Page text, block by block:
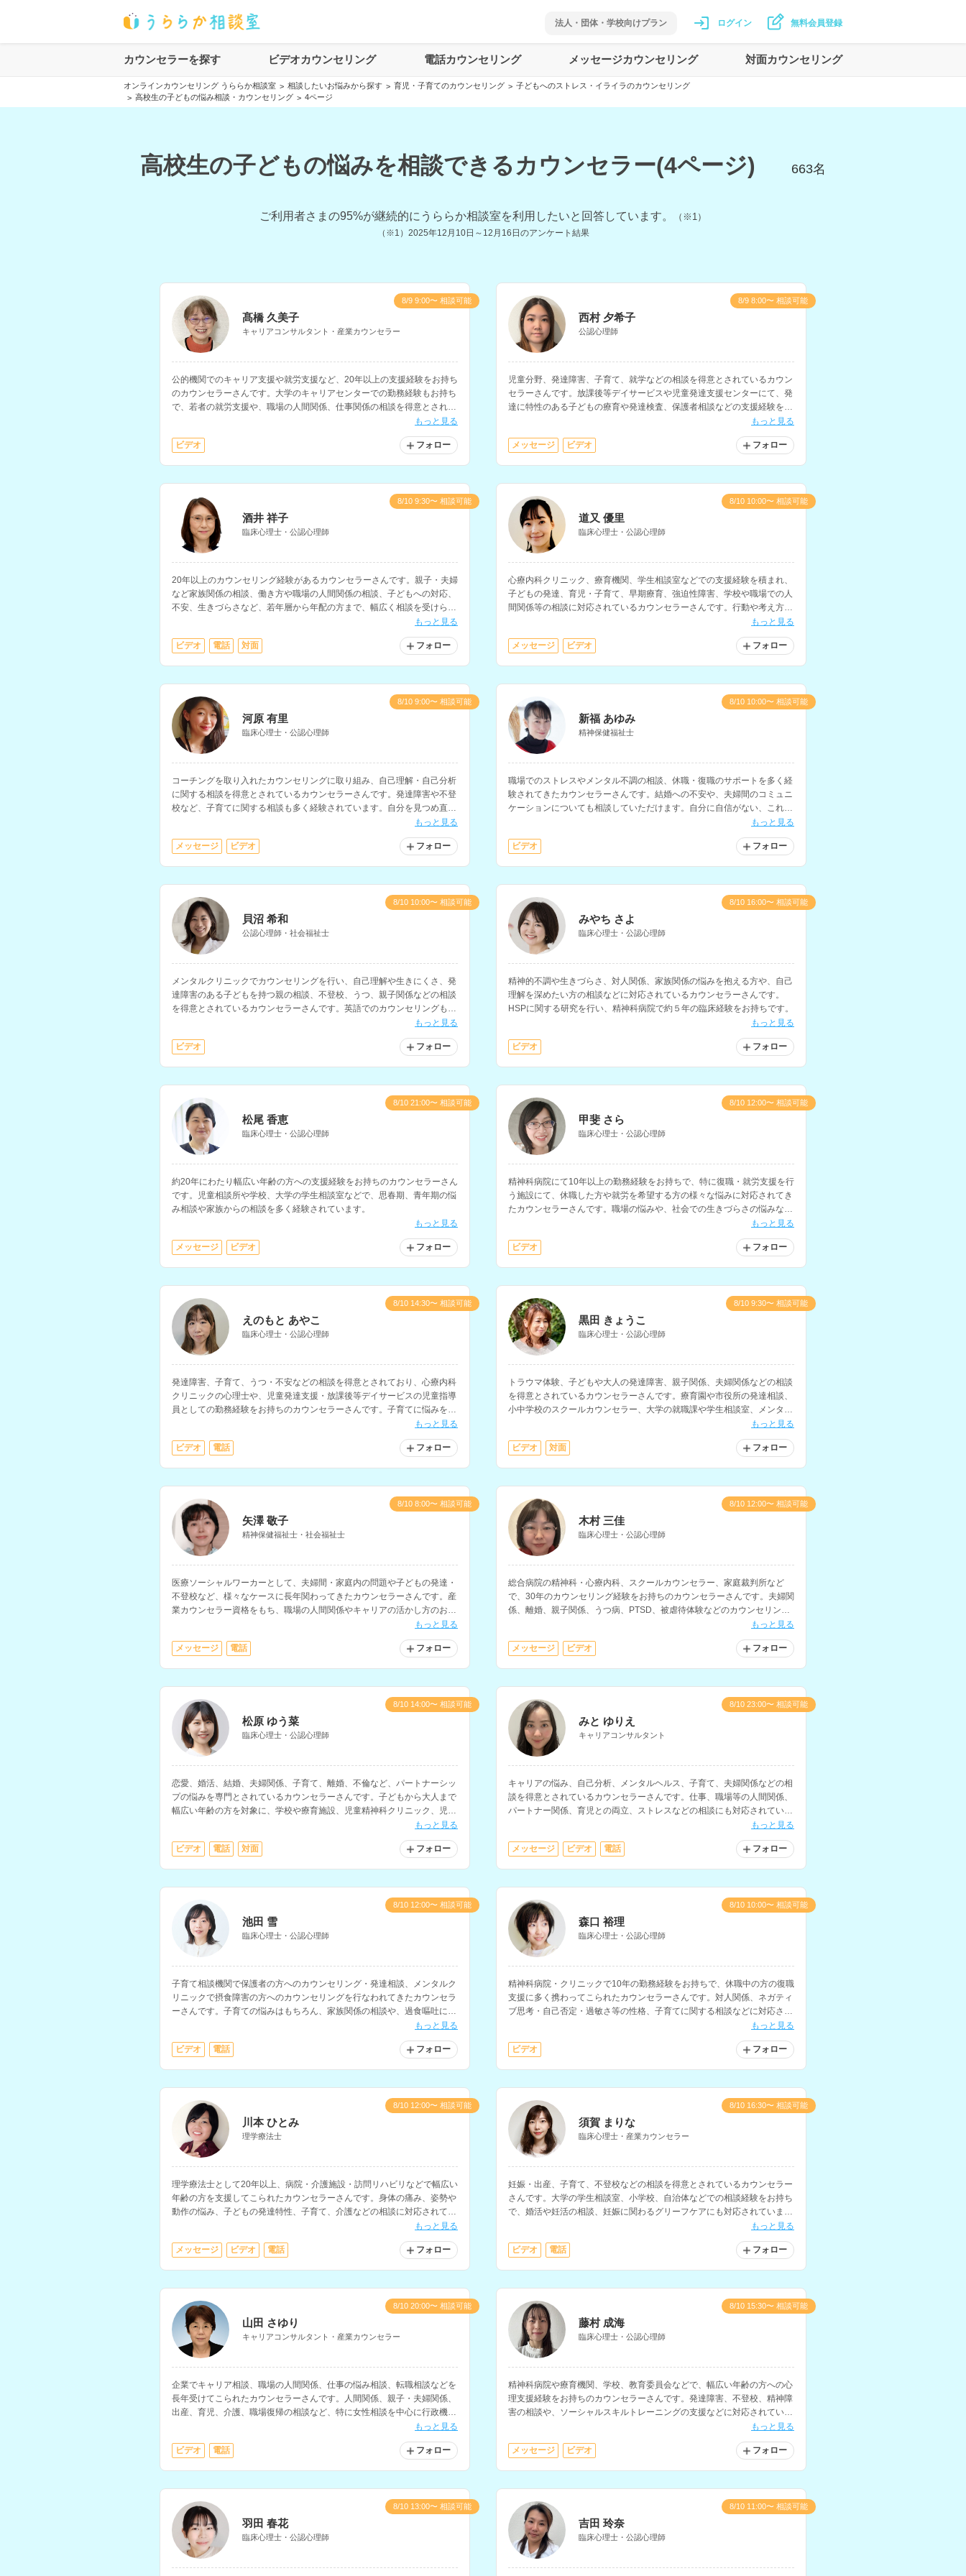
法人・団体・学校向けプラン ログイン 無料会員登録
カウンセラーを探す ビデオカウンセリング 電話カウンセリング メッセージカウンセリング 対面カウンセリング
オンラインカウンセリング うららか相談室 > 相談したいお悩みから探す > 育児・子育てのカウンセリング > 子どもへのストレス・イライラのカウンセリング
> 高校生の子どもの悩み相談・カウンセリング > 4ページ
高校生の子どもの悩みを相談できるカウンセラー(4ページ) 663名
ご利用者さまの95%が継続的にうららか相談室を利用したいと回答しています。 （※1）
（※1） 2025年12月10日～12月16日 のアンケート結果
髙橋 久美子
キャリアコンサルタント・産業カウンセラー
公的機関でのキャリア支援や就労支援など、20年以上の支援経験をお持ち
のカウンセラーさんです。大学のキャリアセンターでの勤務経験もお持ち
で、若者の就労支援や、職場の人間関係、仕事関係の相談を得意とされて
もっと見る
ビデオ フォロー
8/9 9:00〜 相談可能
西村 夕希子
公認心理師
児童分野、発達障害、子育て、就学などの相談を得意とされているカウン
セラーさんです。放課後等デイサービスや児童発達支援センターにて、発
達に特性のある子どもの療育や発達検査、保護者相談などの支援経験をお
もっと見る
メッセージ ビデオ フォロー
8/9 8:00〜 相談可能
酒井 祥子
臨床心理士・公認心理師
20年以上のカウンセリング経験があるカウンセラーさんです。親子・夫婦
など家族関係の相談、働き方や職場の人間関係の相談、子どもへの対応、
不安、生きづらさなど、若年層から年配の方まで、幅広く相談を受けられ
※性依存・性犯罪に関するご相談には対応しておりません。ご了承くださ
もっと見る
ビデオ 電話 対面 フォロー
8/10 9:30〜 相談可能
道又 優里
臨床心理士・公認心理師
心療内科クリニック、療育機関、学生相談室などでの支援経験を積まれ、
子どもの発達、育児・子育て、早期療育、強迫性障害、学校や職場での人
間関係等の相談に対応されているカウンセラーさんです。行動や考え方に
もっと見る
メッセージ ビデオ フォロー
8/10 10:00〜 相談可能
河原 有里
臨床心理士・公認心理師
コーチングを取り入れたカウンセリングに取り組み、自己理解・自己分析
に関する相談を得意とされているカウンセラーさんです。発達障害や不登
校など、子育てに関する相談も多く経験されています。自分を見つめ直し
もっと見る
メッセージ ビデオ フォロー
8/10 9:00〜 相談可能
新福 あゆみ
精神保健福祉士
職場でのストレスやメンタル不調の相談、休職・復職のサポートを多く経
験されてきたカウンセラーさんです。結婚への不安や、夫婦間のコミュニ
ケーションについても相談していただけます。自分に自信がない、これか
らどうしたら良いのかわからないと悩まれている方にもおすすめです。
もっと見る
ビデオ フォロー
8/10 10:00〜 相談可能
貝沼 希和
公認心理師・社会福祉士
メンタルクリニックでカウンセリングを行い、自己理解や生きにくさ、発
達障害のある子どもを持つ親の相談、不登校、うつ、親子関係などの相談
を得意とされているカウンセラーさんです。英語でのカウンセリングも可
能で、大学でのキャリアカウンセリングなどの経験もお持ちです。もっと見る
ビデオ フォロー
8/10 10:00〜 相談可能
みやち さよ
臨床心理士・公認心理師
精神的不調や生きづらさ、対人関係、家族関係の悩みを抱える方や、自己
理解を深めたい方の相談などに対応されているカウンセラーさんです。
HSPに関する研究を行い、精神科病院で約５年の臨床経験をお持ちです。
もっと見る
ビデオ フォロー
8/10 16:00〜 相談可能
松尾 香恵
臨床心理士・公認心理師
約20年にわたり幅広い年齢の方への支援経験をお持ちのカウンセラーさん
です。児童相談所や学校、大学の学生相談室などで、思春期、青年期の悩
み相談や家族からの相談を多く経験されています。
もっと見る
メッセージ ビデオ フォロー
8/10 21:00〜 相談可能
甲斐 さら
臨床心理士・公認心理師
精神科病院にて10年以上の勤務経験をお持ちで、特に復職・就労支援を行
う施設にて、休職した方や就労を希望する方の様々な悩みに対応されてき
たカウンセラーさんです。職場の悩みや、社会での生きづらさの悩みなど
もっと見る
ビデオ フォロー
8/10 12:00〜 相談可能
えのもと あやこ
臨床心理士・公認心理師
発達障害、子育て、うつ・不安などの相談を得意とされており、心療内科
クリニックの心理士や、児童発達支援・放課後等デイサービスの児童指導
員としての勤務経験をお持ちのカウンセラーさんです。子育てに悩みを抱
もっと見る
ビデオ 電話 フォロー
8/10 14:30〜 相談可能
黒田 きょうこ
臨床心理士・公認心理師
トラウマ体験、子どもや大人の発達障害、親子関係、夫婦関係などの相談
を得意とされているカウンセラーさんです。療育園や市役所の発達相談、
小中学校のスクールカウンセラー、大学の就職課や学生相談室、メンタル
もっと見る
ビデオ 対面 フォロー
8/10 9:30〜 相談可能
矢澤 敬子
精神保健福祉士・社会福祉士
医療ソーシャルワーカーとして、夫婦間・家庭内の問題や子どもの発達・
不登校など、様々なケースに長年関わってきたカウンセラーさんです。産
業カウンセラー資格をもち、職場の人間関係やキャリアの活かし方のお悩
もっと見る
メッセージ 電話 フォロー
8/10 8:00〜 相談可能
木村 三佳
臨床心理士・公認心理師
総合病院の精神科・心療内科、スクールカウンセラー、家庭裁判所など
で、30年のカウンセリング経験をお持ちのカウンセラーさんです。夫婦関
係、離婚、親子関係、うつ病、PTSD、被虐待体験などのカウンセリング
もっと見る
メッセージ ビデオ フォロー
8/10 12:00〜 相談可能
松原 ゆう菜
臨床心理士・公認心理師
恋愛、婚活、結婚、夫婦関係、子育て、離婚、不倫など、パートナーシッ
プの悩みを専門とされているカウンセラーさんです。子どもから大人まで
幅広い年齢の方を対象に、学校や療育施設、児童精神科クリニック、児童
相談所、自治体のDV相談窓口などでの相談経験をお持ちです。もっと見る
ビデオ 電話 対面 フォロー
8/10 14:00〜 相談可能
みと ゆりえ
キャリアコンサルタント
キャリアの悩み、自己分析、メンタルヘルス、子育て、夫婦関係などの相
談を得意とされているカウンセラーさんです。仕事、職場等の人間関係、
パートナー関係、育児との両立、ストレスなどの相談にも対応されていま
もっと見る
メッセージ ビデオ 電話 フォロー
8/10 23:00〜 相談可能
池田 雪
臨床心理士・公認心理師
子育て相談機関で保護者の方へのカウンセリング・発達相談、メンタルク
リニックで摂食障害の方へのカウンセリングを行なわれてきたカウンセラ
ーさんです。子育ての悩みはもちろん、家族関係の相談や、過食嘔吐に関
もっと見る
ビデオ 電話 フォロー
8/10 12:00〜 相談可能
森口 裕理
臨床心理士・公認心理師
精神科病院・クリニックで10年の勤務経験をお持ちで、休職中の方の復職
支援に多く携わってこられたカウンセラーさんです。対人関係、ネガティ
ブ思考・自己否定・過敏さ等の性格、子育てに関する相談などに対応され
もっと見る
ビデオ フォロー
8/10 10:00〜 相談可能
川本 ひとみ
理学療法士
理学療法士として20年以上、病院・介護施設・訪問リハビリなどで幅広い
年齢の方を支援してこられたカウンセラーさんです。身体の痛み、姿勢や
動作の悩み、子どもの発達特性、子育て、介護などの相談に対応されてい
もっと見る
メッセージ ビデオ 電話 フォロー
8/10 12:00〜 相談可能
須賀 まりな
臨床心理士・産業カウンセラー
妊娠・出産、子育て、不登校などの相談を得意とされているカウンセラー
さんです。大学の学生相談室、小学校、自治体などでの相談経験をお持ち
で、婚活や妊活の相談、妊娠に関わるグリーフケアにも対応されていま
もっと見る
ビデオ 電話 フォロー
8/10 16:30〜 相談可能
山田 さゆり
キャリアコンサルタント・産業カウンセラー
企業でキャリア相談、職場の人間関係、仕事の悩み相談、転職相談などを
長年受けてこられたカウンセラーさんです。人間関係、親子・夫婦関係、
出産、育児、介護、職場復帰の相談など、特に女性相談を中心に行政機関
もっと見る
ビデオ 電話 フォロー
8/10 20:00〜 相談可能
藤村 成海
臨床心理士・公認心理師
精神科病院や療育機関、学校、教育委員会などで、幅広い年齢の方への心
理支援経験をお持ちのカウンセラーさんです。発達障害、不登校、精神障
害の相談や、ソーシャルスキルトレーニングの支援などに対応されていま
もっと見る
メッセージ ビデオ フォロー
8/10 15:30〜 相談可能
羽田 春花
臨床心理士・公認心理師
8/10 13:00〜 相談可能
吉田 玲奈
臨床心理士・公認心理師
8/10 11:00〜 相談可能